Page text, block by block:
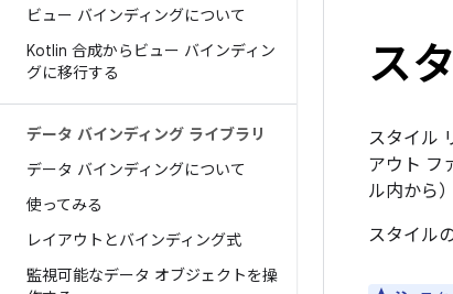
ビュー バインディングについて
Kotlin 合成からビュー バインディン
グに移行する
データ バインディング ライブラリ
データ バインディングについて
使ってみる
レイアウトとバインディング式
監視可能なデータ オブジェクトを操
ス
スタイル
アウト フ
ル内から）
スタイル